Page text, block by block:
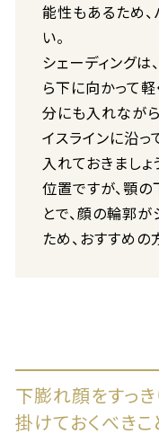
能性もあるため、
い。
シェーディングは
ら下に向かって
分にも入れなが
イスラインに沿っ
入れておきまし
位置ですが、顎の
とで、顔の輪郭
ため、おすすめの
下膨れ顔をすっ
掛けておくべきこ